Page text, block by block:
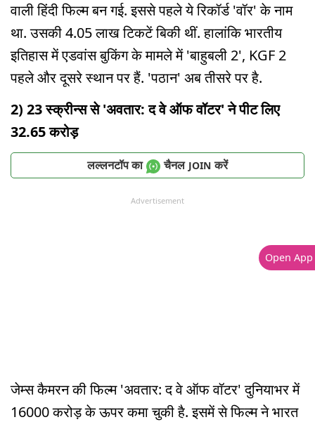
वाली हिंदी फिल्म बन गई. इससे पहले ये रिकॉर्ड 'वॉर' के नाम
था. उसकी 4.05 लाख टिकटें बिकी थीं. हालांकि भारतीय
इतिहास में एडवांस बुकिंग के मामले में 'बाहुबली 2', KGF 2
पहले और दूसरे स्थान पर हैं. 'पठान' अब तीसरे पर है.
2) 23 स्क्रीन्स से 'अवतार: द वे ऑफ वॉटर' ने पीट लिए
32.65 करोड़
लल्लनटॉप का चैनल JOIN करें
Advertisement
जेम्स कैमरन की फिल्म 'अवतार: द वे ऑफ वॉटर' दुनियाभर में
16000 करोड़ के ऊपर कमा चुकी है. इसमें से फिल्म ने भारत
Open App